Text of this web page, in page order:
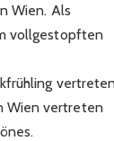
Wien. Als
vollgestopften
Wien vertreten